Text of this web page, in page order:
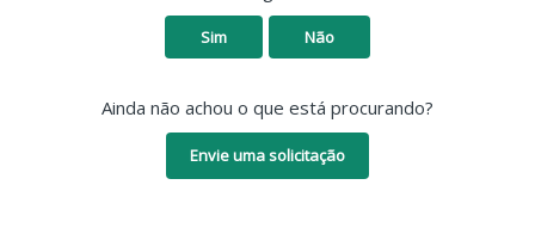
Sim Não
Ainda não achou o que está procurando?
Envie uma solicitação